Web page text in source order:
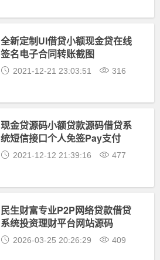
全新定制UI借贷小额现金贷在线
签名电子合同转账截图
2021-12-21 23:03:51 316
现金贷源码小额贷款源码借贷系
统短信接口个人免签Pay支付
2021-12-12 21:39:16 477
民生财富专业P2P网络贷款借贷
系统投资理财平台网站源码
2026-03-25 20:26:29 409